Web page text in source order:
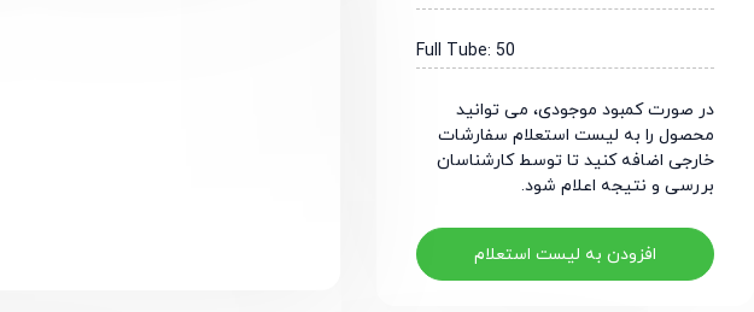
Full Tube: 50
در صورت کمبود موجودی، می توانید
محصول را به لیست استعلام سفارشات
خارجی اضافه کنید تا توسط کارشناسان
بررسی و نتیجه اعلام شود.
افزودن به لیست استعلام